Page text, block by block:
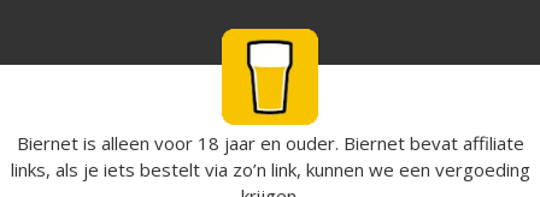
Biernet is alleen voor 18 jaar en ouder. Biernet bevat affiliate
links, als je iets bestelt via zo’n link, kunnen we een vergoeding